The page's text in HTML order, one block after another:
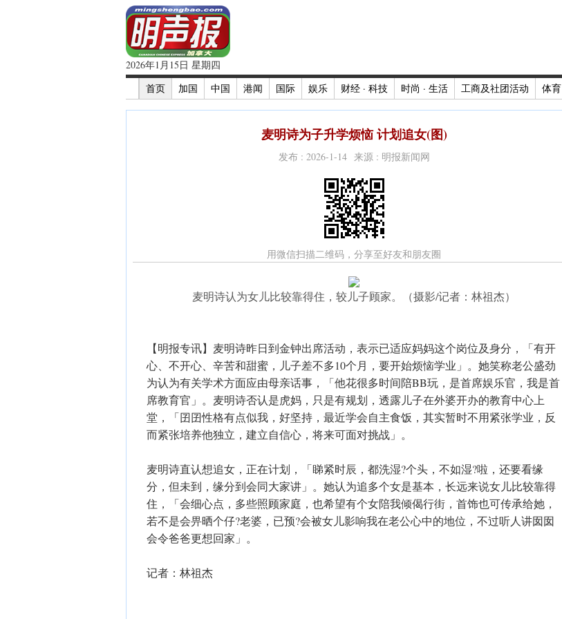
2026年1月15日 星期四
首页
加国 中国 港闻 国际 娱乐 财经 · 科技 时尚 · 生活 工商及社团活动 体育
麦明诗为子升学烦恼 计划追女(图)
发布 : 2026-1-14 来源 : 明报新闻网
用微信扫描二维码，分享至好友和朋友圈
麦明诗认为女儿比较靠得住，较儿子顾家。（摄影/记者：林祖杰）
【明报专讯】麦明诗昨日到金钟出席活动，表示已适应妈妈这个岗位及身分，「有开
心、不开心、辛苦和甜蜜，儿子差不多10个月，要开始烦恼学业」。她笑称老公盛劲
为认为有关学术方面应由母亲话事，「他花很多时间陪BB玩，是首席娱乐官，我是首
席教育官」。麦明诗否认是虎妈，只是有规划，透露儿子在外婆开办的教育中心上
堂，「囝囝性格有点似我，好坚持，最近学会自主食饭，其实暂时不用紧张学业，反
而紧张培养他独立，建立自信心，将来可面对挑战」。
麦明诗直认想追女，正在计划，「睇紧时辰，都洗湿?个头，不如湿?啦，还要看缘
分，但未到，缘分到会同大家讲」。她认为追多个女是基本，长远来说女儿比较靠得
住，「会细心点，多些照顾家庭，也希望有个女陪我倾偈行街，首饰也可传承给她，
若不是会畀晒个仔?老婆，已预?会被女儿影响我在老公心中的地位，不过听人讲囡囡
会令爸爸更想回家」。
记者：林祖杰